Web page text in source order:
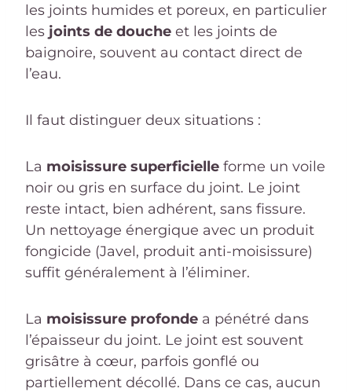
les joints humides et poreux, en particulier
les joints de douche et les joints de
baignoire, souvent au contact direct de
l’eau.
Il faut distinguer deux situations :
La moisissure superficielle forme un voile
noir ou gris en surface du joint. Le joint
reste intact, bien adhérent, sans fissure.
Un nettoyage énergique avec un produit
fongicide (Javel, produit anti-moisissure)
suffit généralement à l’éliminer.
La moisissure profonde a pénétré dans
l’épaisseur du joint. Le joint est souvent
grisâtre à cœur, parfois gonflé ou
partiellement décollé. Dans ce cas, aucun